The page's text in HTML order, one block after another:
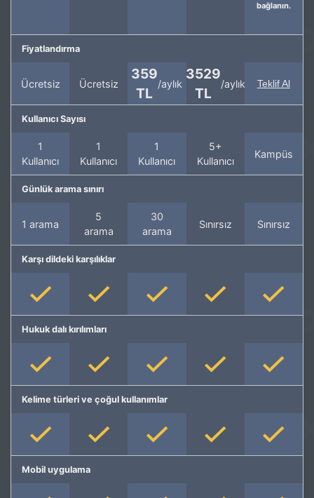
bağlanın.
Fiyatlandırma
Ücretsiz Ücretsiz
359
TL
/aylık
3529
TL
/aylık Teklif Al
Kullanıcı Sayısı
1
Kullanıcı
1
Kullanıcı
1
Kullanıcı
5+
Kullanıcı
Kampüs
Günlük arama sınırı
1 arama
5
arama
30
arama
Sınırsız Sınırsız
Karşı dildeki karşılıklar
Hukuk dalı kırılımları
Kelime türleri ve çoğul kullanımlar
Mobil uygulama